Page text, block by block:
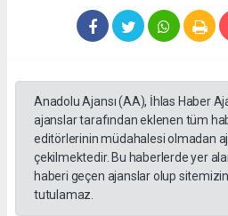
Anadolu Ajansı (AA), İhlas Haber
ajanslar tarafından eklenen tüm
editörlerinin müdahalesi olmadan
çekilmektedir. Bu haberlerde yer
haberi geçen ajanslar olup
tutulamaz.